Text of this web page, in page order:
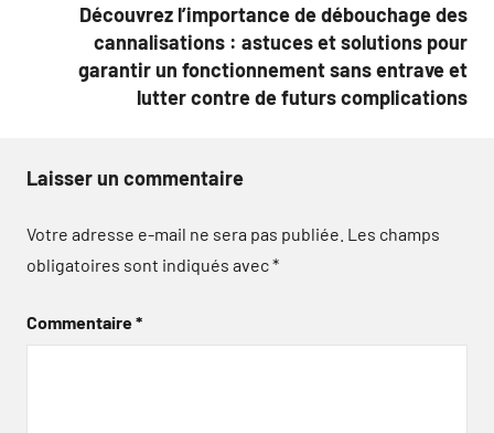
Découvrez l’importance de débouchage des
cannalisations : astuces et solutions pour
garantir un fonctionnement sans entrave et
lutter contre de futurs complications
Laisser un commentaire
Votre adresse e-mail ne sera pas publiée. Les champs
obligatoires sont indiqués avec*
Commentaire*